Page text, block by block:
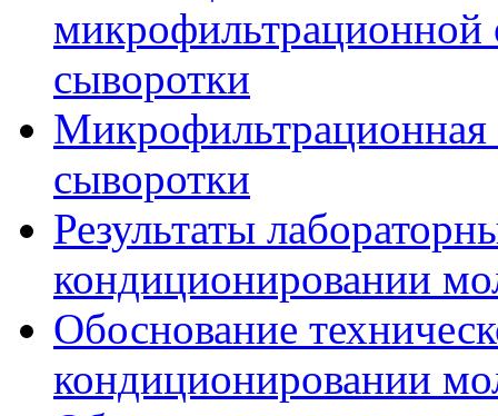
микрофильтрационной
сыворотки
Микрофильтрационная
сыворотки
Результаты
кондиционировании
Обоснование
кондиционировании